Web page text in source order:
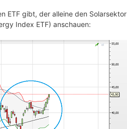
ETF gibt, der alleine den Solarsektor
Index ETF) anschauen: